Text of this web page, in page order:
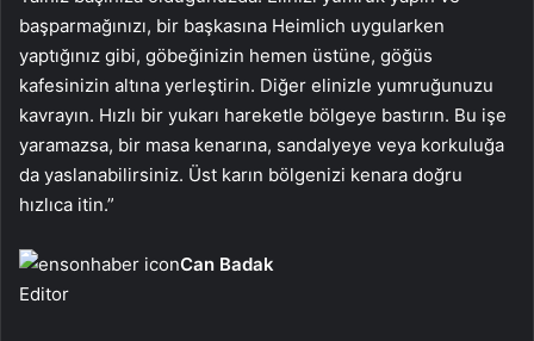
başparmağınızı, bir başkasına Heimlich uygularken
yaptığınız gibi, göbeğinizin hemen üstüne, göğüs
kafesinizin altına yerleştirin. Diğer elinizle yumruğunuzu
kavrayın. Hızlı bir yukarı hareketle bölgeye bastırın. Bu işe
yaramazsa, bir masa kenarına, sandalyeye veya korkuluğa
da yaslanabilirsiniz. Üst karın bölgenizi kenara doğru
hızlıca itin.”
Can Badak
Editor